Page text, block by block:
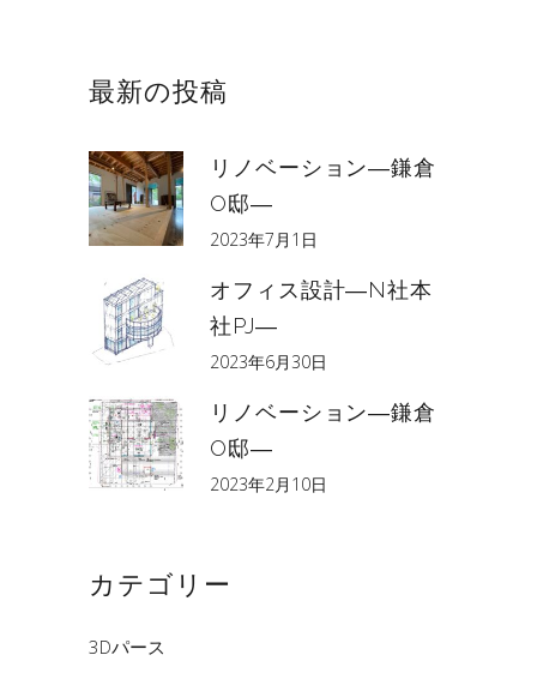
最新の投稿
リノベーション―鎌倉
O邸―
2023年7月1日
オフィス設計―N社本
社PJ―
2023年6月30日
リノベーション―鎌倉
O邸―
2023年2月10日
カテゴリー
3Dパース